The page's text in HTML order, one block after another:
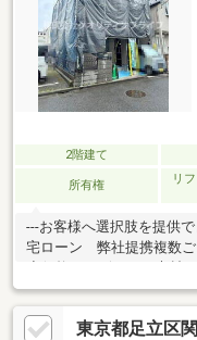
2階建て
所有権
リ
---お客様へ選択肢を提供
宅ローン 弊社提携複数ご
◆価格・デザイン・素材
特徴ごとにご紹介いたし
きません。◆ライフプラ
※本当に住宅を買って大丈
東京都足立区